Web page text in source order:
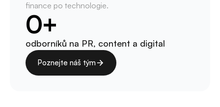
finance po technologie.
0+
odborníků na PR, content a digital
Poznejte náš tým
Poznejte náš tým